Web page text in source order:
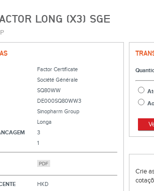
LONG (X3) SGE
Factor Certificate
Société Générale
SQ80WW
DE000SQ80WW3
Sinopharm Group
Longa
3
1
HKD
Crie